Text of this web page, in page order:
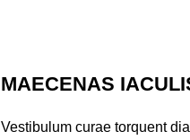
MAECENAS
Vestibulum curae torquent